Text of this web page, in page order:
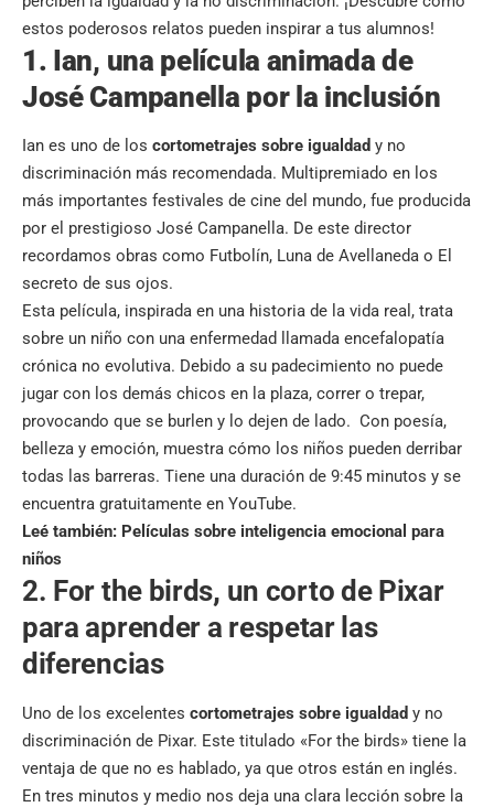
estos poderosos relatos pueden inspirar a tus alumnos!
1. Ian, una película animada de
José Campanella por la inclusión
Ian es uno de los cortometrajes sobre igualdad y no
discriminación más recomendada. Multipremiado en los
más importantes festivales de cine del mundo, fue producida
por el prestigioso José Campanella. De este director
recordamos obras como Futbolín, Luna de Avellaneda o El
secreto de sus ojos.
Esta película, inspirada en una historia de la vida real, trata
sobre un niño con una enfermedad llamada encefalopatía
crónica no evolutiva. Debido a su padecimiento no puede
jugar con los demás chicos en la plaza, correr o trepar,
provocando que se burlen y lo dejen de lado. Con poesía,
belleza y emoción, muestra cómo los niños pueden derribar
todas las barreras. Tiene una duración de 9:45 minutos y se
encuentra gratuitamente en YouTube.
Leé también: Películas sobre inteligencia emocional para
niños
2. For the birds, un corto de Pixar
para aprender a respetar las
diferencias
Uno de los excelentes cortometrajes sobre igualdad y no
discriminación de Pixar. Este titulado «For the birds» tiene la
ventaja de que no es hablado, ya que otros están en inglés.
En tres minutos y medio nos deja una clara lección sobre la